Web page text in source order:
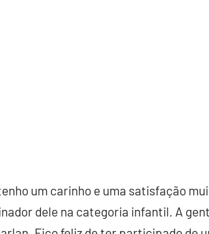
um carinho e uma satisfação
dele na categoria infantil. A